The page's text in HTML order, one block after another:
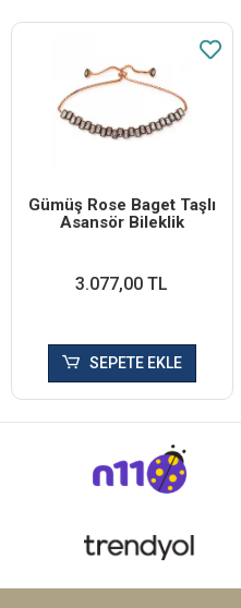
Gümüş Rose Baget Taşlı
Asansör Bileklik
3.077,00 TL
SEPETE EKLE